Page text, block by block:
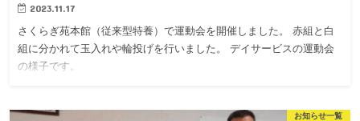
2023.11.17
さくらぎ苑本館（従来型特養）で運動会を開催しました。 赤組と白
組に分かれて玉入れや輪投げを行いました。 デイサービスの運動会
の様子です。
お知らせ一覧